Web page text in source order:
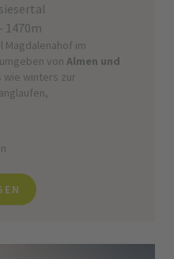
1470m
Magdalenahof im
vonAlmen und
wie winters zur